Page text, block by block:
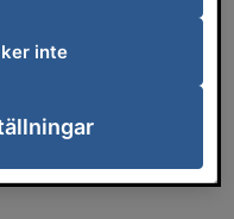
åkrar,
om naturliga
inte